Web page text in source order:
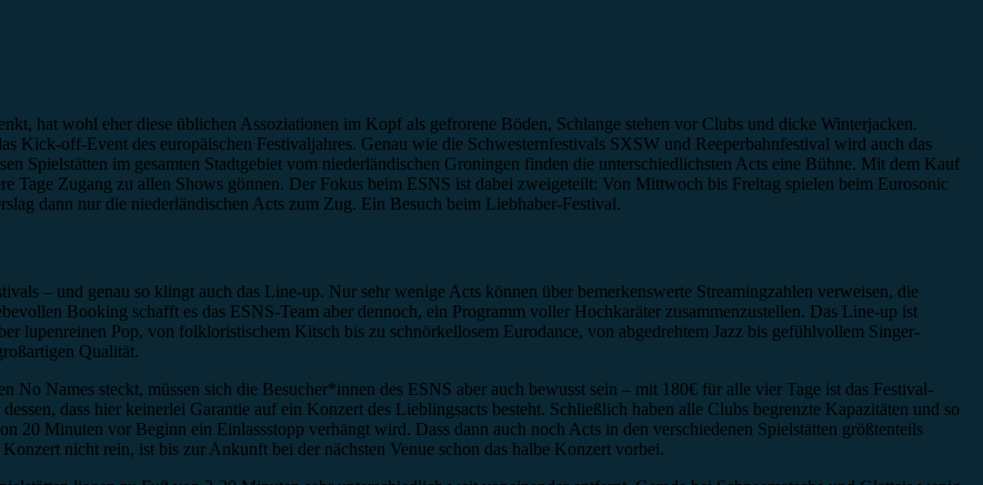
hat wohl eher diese üblichen Assoziationen im Kopf als gefrorene Böden, Schlange stehen vor Clubs und dicke Winterjacken.
Kick-off-Event des europäischen Festivaljahres. Genau wie die Schwesternfestivals SXSW und Reeperbahnfestival wird auch das
Spielstätten im gesamten Stadtgebiet vom niederländischen Groningen finden die unterschiedlichsten Acts eine Bühne. Mit dem Kauf
Tage Zugang zu allen Shows gönnen. Der Fokus beim ESNS ist dabei zweigeteilt: Von Mittwoch bis Freitag spielen beim Eurosonic
dann nur die niederländischen Acts zum Zug. Ein Besuch beim Liebhaber-Festival.
– und genau so klingt auch das Line-up. Nur sehr wenige Acts können über bemerkenswerte Streamingzahlen verweisen, die
Booking schafft es das ESNS-Team aber dennoch, ein Programm voller Hochkaräter zusammenzustellen. Das Line-up ist
lupenreinen Pop, von folkloristischem Kitsch bis zu schnörkellosem Eurodance, von abgedrehtem Jazz bis gefühlvollem Singer-
Qualität.
Names steckt, müssen sich die Besucher*innen des ESNS aber auch bewusst sein – mit 180€ für alle vier Tage ist das Festival-
dass hier keinerlei Garantie auf ein Konzert des Lieblingsacts besteht. Schließlich haben alle Clubs begrenzte Kapazitäten und so
20 Minuten vor Beginn ein Einlassstopp verhängt wird. Dass dann auch noch Acts in den verschiedenen Spielstätten größtenteils
nicht rein, ist bis zur Ankunft bei der nächsten Venue schon das halbe Konzert vorbei.